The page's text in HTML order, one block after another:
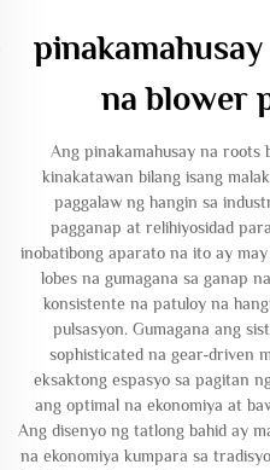
na blower
Ang pinakamahusay na roots
kinakatawan bilang isang
paggalaw ng hangin sa
pagganap at relihiyosidad
inobatibong aparato na ito ay
lobes na gumagana sa ganap
konsistente na patuloy na
pulsasyon. Gumagana ang
sophisticated na gear-driven
eksaktong espasyo sa pagitan
ang optimal na ekonomiya at
Ang disenyo ng tatlong bahid ay
na ekonomiya kumpara sa